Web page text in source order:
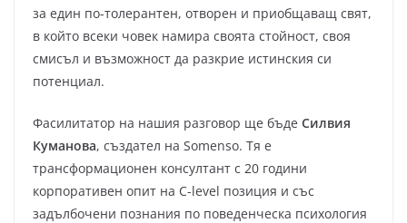
за един по-толерантен, отворен и приобщаващ свят,
в който всеки човек намира своята стойност, своя
смисъл и възможност да разкрие истинския си
потенциал.
Фасилитатор на нашия разговор ще бъде Силвия
Куманова, създател на Somenso. Тя е
трансформационен консултант с 20 години
корпоративен опит на С-level позиция и със
задълбочени познания по поведенческа психология